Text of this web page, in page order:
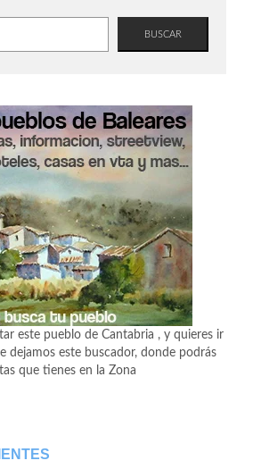
BUSCAR
este pueblo de Cantabria , y quieres ir
dejamos este buscador, donde podrás
que tienes en la Zona